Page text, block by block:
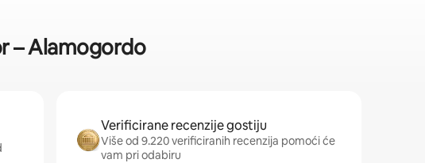
– Alamogordo
Verificirane recenzije gostiju
Više od 9.220 verificiranih recenzija pomoći će
vam pri odabiru